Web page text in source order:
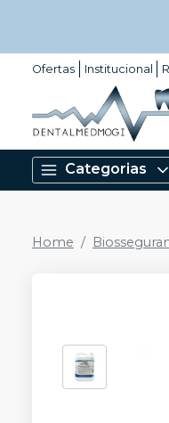
Ofertas Institucional
Categorias
Home